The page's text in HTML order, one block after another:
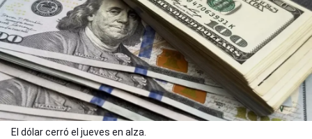
El dólar cerró el jueves en alza.